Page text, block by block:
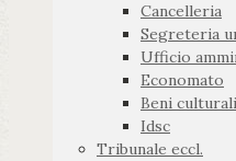
Cancelleria
Segreteria
Ufficio
Economato
Beni culturali
Idsc
Tribunale eccl.